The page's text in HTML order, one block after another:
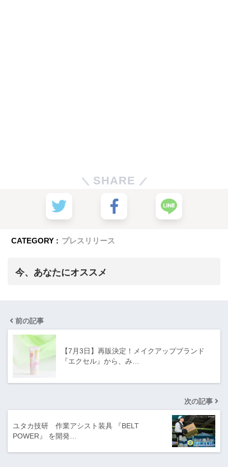
SHARE
CATEGORY : プレスリリース
今、あなたにオススメ
前の記事
【7月3日】再販決定！メイクアップブランド
『エクセル』から、み…
次の記事
ユタカ技研 作業アシスト装具 『BELT
POWER』 を開発…